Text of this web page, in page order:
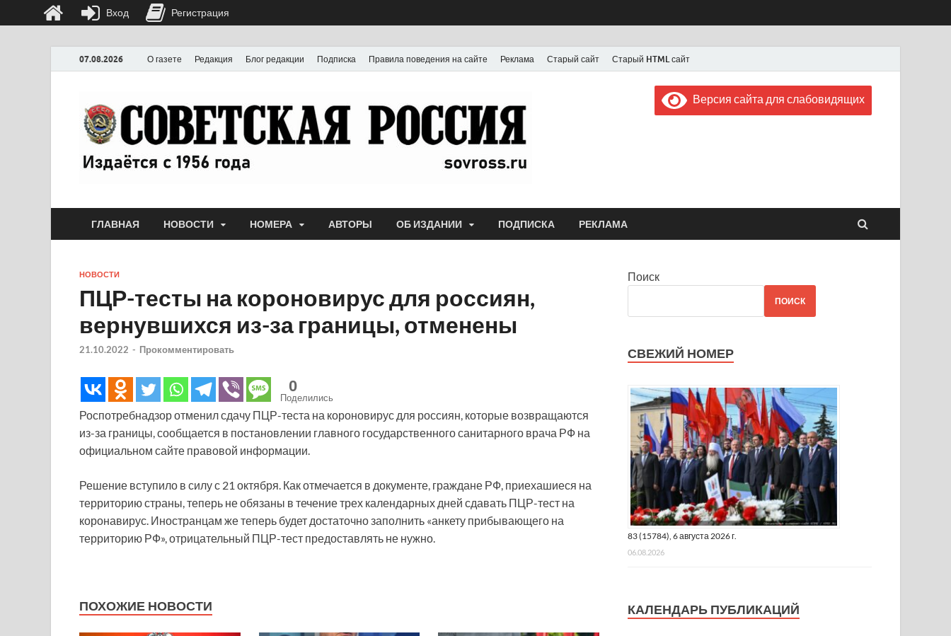
07.08.2026 О газете Редакция Блог редакции Подписка Правила поведения на сайте Реклама Старый сайт Старый HTML сайт
Газета "Советская Россия"
Выпускается с июля 1956 года
Версия сайта для слабовидящих
ГЛАВНАЯ НОВОСТИ НОМЕРА АВТОРЫ ОБ ИЗДАНИИ ПОДПИСКА РЕКЛАМА
НОВОСТИ
ПЦР-тесты на короновирус для россиян,
вернувшихся из-за границы, отменены
21.10.2022 - Прокомментировать
0
Поделились
Роспотребнадзор отменил сдачу ПЦР-теста на короновирус для россиян, которые возвращаются
из-за границы, сообщается в постановлении главного государственного санитарного врача РФ на
официальном сайте правовой информации.
Решение вступило в силу с 21 октября. Как отмечается в документе, граждане РФ, приехашиеся на
территорию страны, теперь не обязаны в течение трех календарных дней сдавать ПЦР-тест на
коронавирус. Иностранцам же теперь будет достаточно заполнить «анкету прибывающего на
территорию РФ», отрицательный ПЦР-тест предоставлять не нужно.
ПОХОЖИЕ НОВОСТИ
Поиск
ПОИСК
СВЕЖИЙ НОМЕР
83 (15784), 6 августа 2026 г.
06.08.2026
КАЛЕНДАРЬ ПУБЛИКАЦИЙ
Вход Регистрация